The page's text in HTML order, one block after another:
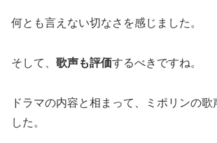
何とも言えない切なさを感じました。
そして、 歌声も評価するべきですね。
ドラマの内容と相まって、ミポリンの歌
した。